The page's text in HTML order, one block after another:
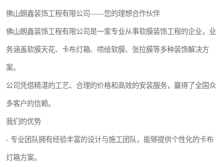
佛山朗鑫装饰工程有限公司——您的理想合作伙伴
佛山朗鑫装饰工程有限公司是一家专业从事软膜装饰工程的企业，业
务涵盖软膜天花、卡布灯箱、喷绘软膜、张拉膜等多种装饰解决方
案。
公司凭借精湛的工艺、合理的价格和高效的安装服务，赢得了全国众
多客户的信赖。
我们的优势
- 专业团队拥有经验丰富的设计与施工团队，能够提供个性化的卡布
灯箱方案。